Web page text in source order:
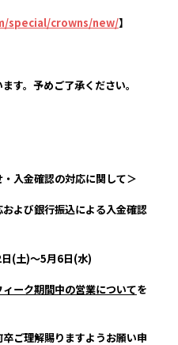
special/crowns/new/】
す。予めご了承ください。
入金確認の対応に関して＞
よび銀行振込による入金確認
(土)～5月6日(水)
ーク期間中の営業についてを
ご理解賜りますようお願い申